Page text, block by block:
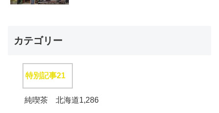
カテゴリー
特別記事21
純喫茶 北海道1,286